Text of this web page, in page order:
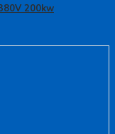
200kw